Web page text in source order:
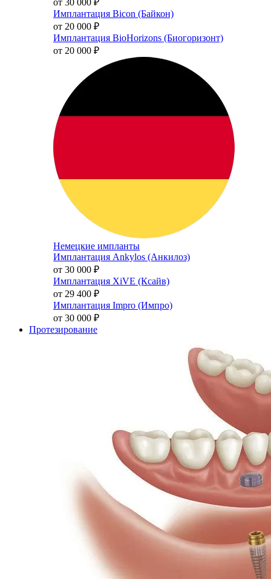
от 30 000 ₽
Имплантация Bicon (Байкон)
от 20 000 ₽
Имплантация BioHorizons (Биогоризонт)
от 20 000 ₽
Немецкие импланты
Имплантация Ankylos (Анкилоз)
от 30 000 ₽
Имплантация XiVE (Ксайв)
от 29 400 ₽
Имплантация Impro (Импро)
от 30 000 ₽
Протезирование